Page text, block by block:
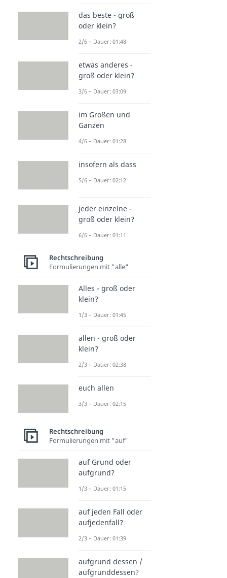
das beste - groß
oder klein?
2/6 – Dauer: 01:48
etwas anderes -
groß oder klein?
3/6 – Dauer: 03:09
im Großen und
Ganzen
4/6 – Dauer: 01:28
insofern als dass
5/6 – Dauer: 02:12
jeder einzelne -
groß oder klein?
6/6 – Dauer: 01:11
Rechtschreibung
Formulierungen mit "alle"
Alles - groß oder
klein?
1/3 – Dauer: 01:45
allen - groß oder
klein?
2/3 – Dauer: 02:38
euch allen
3/3 – Dauer: 02:15
Rechtschreibung
Formulierungen mit "auf"
auf Grund oder
aufgrund?
1/3 – Dauer: 01:15
auf jeden Fall oder
aufjedenfall?
2/3 – Dauer: 01:39
aufgrund dessen /
aufgrunddessen?